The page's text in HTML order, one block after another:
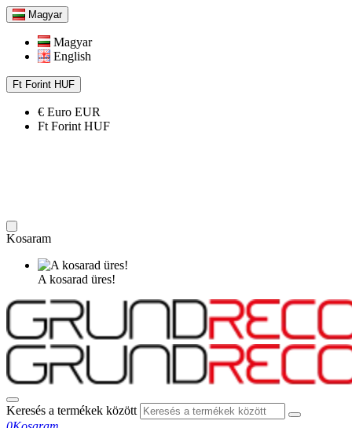
Magyar
Magyar
English
Ft Forint HUF
€ Euro EUR
Ft Forint HUF
Kosaram
A kosarad üres!
Keresés a termékek között